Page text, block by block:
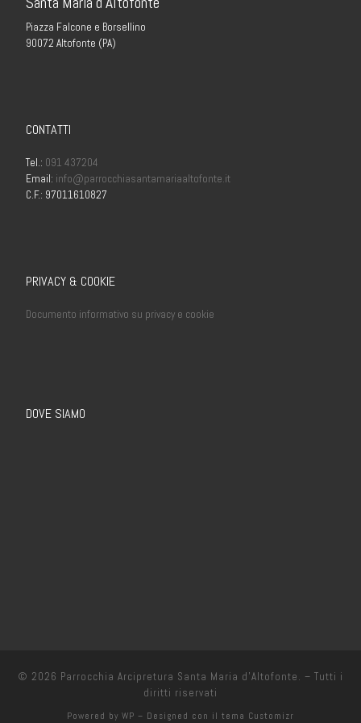
Piazza Falcone e Borsellino
90072 Altofonte (PA)
CONTATTI
Tel.: 091 437204
Email: info@parrocchiasantamariaaltofonte.it
C.F.: 97011610827
PRIVACY & COOKIE
Documento informativo su privacy e cookie
DOVE SIAMO
© 2026 Parrocchia Arcipretura Santa Maria d’Altofonte. – Tutti i
diritti riservati
Powered by WP – Designed con il tema Customizr